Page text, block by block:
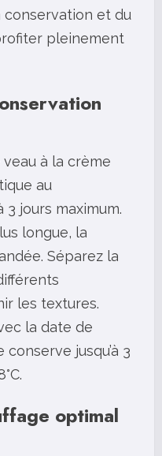
et du
pleinement
à la crème
au
jours maximum.
longue, la
Séparez la
les textures.
la date de
jusqu’à 3
optimal